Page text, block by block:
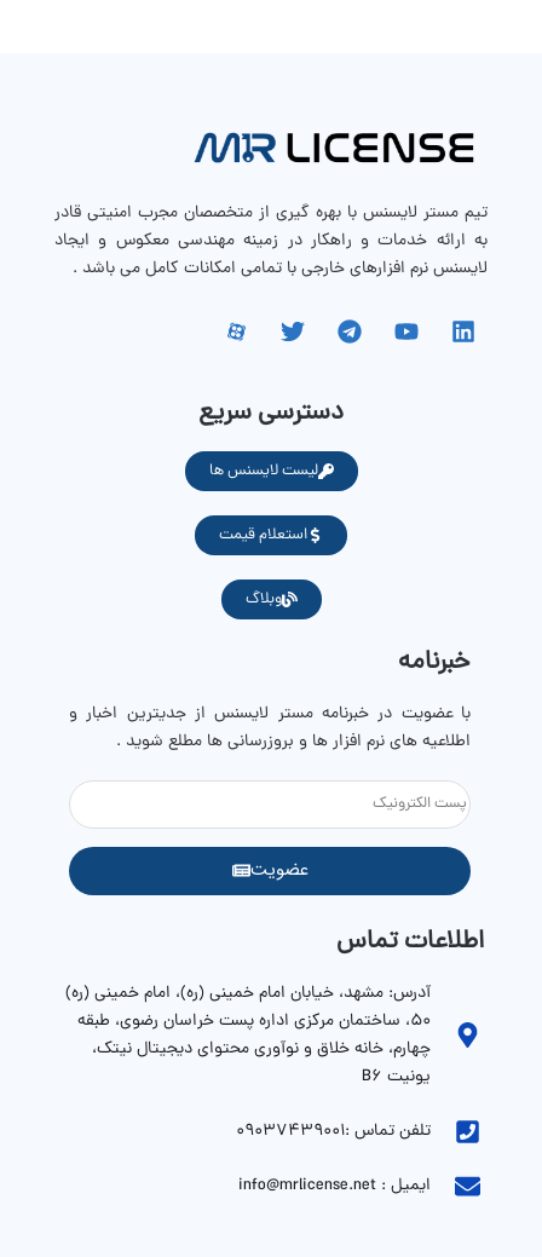
تیم مستر لایسنس با بهره گیری از متخصصان مجرب امنیتی قادر
به ارائه خدمات و راهکار در زمینه مهندسی معکوس و ایجاد
لایسنس نرم افزارهای خارجی با تمامی امکانات کامل می باشد .
دسترسی سریع
لیست لایسنس ها
استعلام قیمت
وبلاگ
خبرنامه
با عضویت در خبرنامه مستر لایسنس از جدیترین اخبار و
اطلاعیه های نرم افزار ها و بروزرسانی ها مطلع شوید .
عضویت
اطلاعات تماس
آدرس: مشهد، خیابان امام خمینی (ره)، امام خمینی (ره)
۵۰، ساختمان مرکزی اداره پست خراسان رضوی، طبقه
چهارم، خانه خلاق و نوآوری محتوای دیجیتال نیتک،
یونیت B6
تلفن تماس :09037439001
ایمیل : info@mrlicense.net